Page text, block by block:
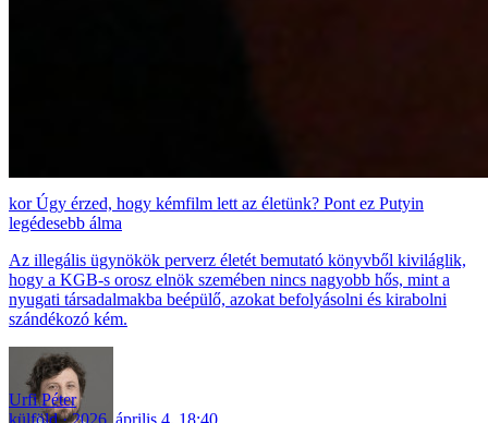
Úgy érzed, hogy kémfilm lett az életünk? Pont ez Putyin
legédesebb álma
Az illegális ügynökök perverz életét bemutató könyvből kiviláglik,
hogy a KGB-s orosz elnök szemében nincs nagyobb hős, mint a
nyugati társadalmakba beépülő, azokat befolyásolni és kirabolni
szándékozó kém.
Urfi Péter
külföld
2026. április 4. 18:40